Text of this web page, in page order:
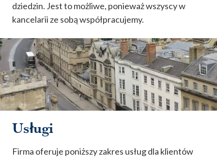
dziedzin. Jest to możliwe, ponieważ wszyscy w
kancelarii ze sobą współpracujemy.
Usługi
Firma oferuje poniższy zakres usług dla klientów